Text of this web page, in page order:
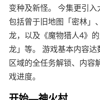
变种及新怪。 今集更引入
包括曾于旧地图「密林」
龙，以及《魔物猎人4》
龙」等。 游戏基本内容
区域的全任务解锁、内容
戏进度。